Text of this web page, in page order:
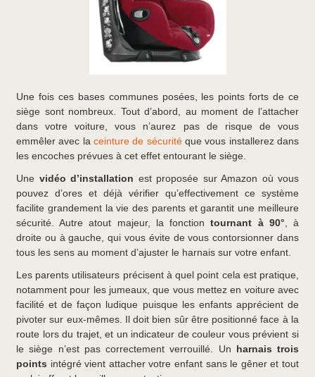
Une fois ces bases communes posées, les points forts de ce
siège sont nombreux. Tout d’abord, au moment de l’attacher
dans votre voiture, vous n’aurez pas de risque de vous
emmêler avec la ceinture de sécurité que vous installerez dans
les encoches prévues à cet effet entourant le siège.
Une vidéo d’installation est proposée sur Amazon où vous
pouvez d’ores et déjà vérifier qu’effectivement ce système
facilite grandement la vie des parents et garantit une meilleure
sécurité. Autre atout majeur, la fonctiontournant à 90° , à
droite ou à gauche, qui vous évite de vous contorsionner dans
tous les sens au moment d’ajuster le harnais sur votre enfant.
Les parents utilisateurs précisent à quel point cela est pratique,
notamment pour les jumeaux, que vous mettez en voiture avec
facilité et de façon ludique puisque les enfants apprécient de
pivoter sur eux-mêmes. Il doit bien sûr être positionné face à la
route lors du trajet, et un indicateur de couleur vous prévient si
le siège n’est pas correctement verrouillé. Un harnais trois
points intégré vient attacher votre enfant sans le gêner et tout